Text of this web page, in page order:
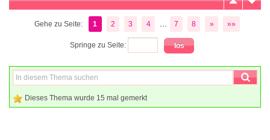
Gehe zu Seite: 1 2 3 4 7 8 » »»
Springe zu Seite:
Dieses Thema wurde 15 mal gemerkt